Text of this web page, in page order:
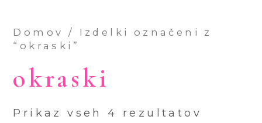
Domov
/ Izdelki označeni z
“okraski”
okraski
Prikaz vseh 4 rezultatov